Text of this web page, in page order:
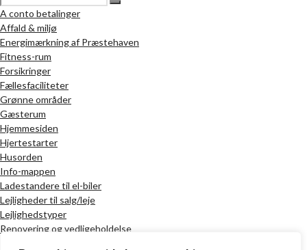
A conto betalinger
Affald & miljø
Energimærkning af Præstehaven
Fitness-rum
Forsikringer
Fællesfaciliteter
Grønne områder
Gæsterum
Hjemmesiden
Hjertestarter
Husorden
Info-mappen
Ladestandere til el-biler
Lejligheder til salg/leje
Lejlighedstyper
Renovering og vedligeholdelse